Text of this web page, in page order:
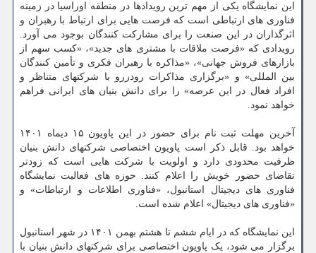
این نمایشگاه یکی از مهم ترین رویدادها در منطقه اوراسیا در زمینه
فناوری های ارتباطی است که فرصت هایی برای ارتباط با رهبران و
اثرگذاران در این صنعت را برای مشارکت کنندگان بوجود می آورد.
رویدادی که «فرصت ملاقات با مشتری های جدید»، «کسب سهم از
بازارهای فروش جهانی»، «مذاکره با رهبران فکری و تأمین کنندگان
بین المللی» و «برگزاری مذاکرات رودررو با شرکتهای متناظر و
افراد فعال در این عرصه» را برای دانش بنیان های ایرانی فراهم
خواهد نمود.
آخرین مهلت ثبت نام برای حضور در این پاویون ۱۵ دیماه ۱۴۰۱
خواهد بود. قابل ذکر است پاویون اختصاصی شرکتهای دانش بنیان
ظرفیت محدودی دارد و اولویت با شرکت هایی است که زودتر
تقاضای حضور خویش را اعلام کنند. حوزه های فعالیت نمایشگاه
فناوری های دیجیتال استانبول، «فناوری اطلاعات و ارتباطات» و
«فناوری های دیجیتال» اعلام شده است.
این نمایشگاه که در ایام ششم تا هشتم بهمن ۱۴۰۱ در شهر استانبول
برگزار می شود، یک پاویون اختصاصی برای شرکتهای دانش بنیان با